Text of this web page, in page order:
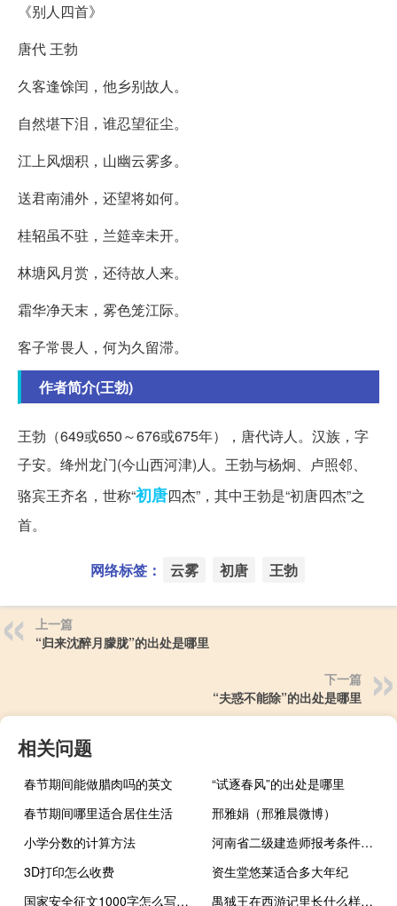
《别人四首》
唐代 王勃
久客逢馀闰，他乡别故人。
自然堪下泪，谁忍望征尘。
江上风烟积，山幽云雾多。
送君南浦外，还望将如何。
桂轺虽不驻，兰筵幸未开。
林塘风月赏，还待故人来。
霜华净天末，雾色笼江际。
客子常畏人，何为久留滞。
作者简介(王勃)
王勃（649或650～676或675年），唐代诗人。汉族，字
子安。绛州龙门(今山西河津)人。王勃与杨炯、卢照邻、
骆宾王齐名，世称“初唐四杰”，其中王勃是“初唐四杰”之
首。
网络标签： 云雾 初唐 王勃
上一篇
“归来沈醉月朦胧”的出处是哪里
下一篇
“夫惑不能除”的出处是哪里
相关问题
春节期间能做腊肉吗的英文
“试逐春风”的出处是哪里
春节期间哪里适合居住生活
邢雅娟（邢雅晨微博）
小学分数的计算方法
河南省二级建造师报考条件及科目
3D打印怎么收费
资生堂悠莱适合多大年纪
国家安全征文1000字怎么写（国家安全征文1000字）
禺狨王在西游记里长什么样（禺狨）